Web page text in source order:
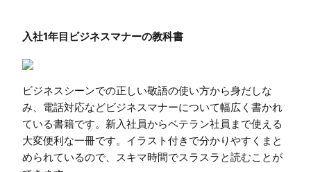
ビジネスシーンでの正しい敬語の使い方から身だしな
み、電話対応などビジネスマナーについて幅広く書かれ
ている書籍です。新入社員からベテラン社員まで使える
大変便利な一冊です。イラスト付きで分かりやすくまと
められているので、スキマ時間でスラスラと読むことが